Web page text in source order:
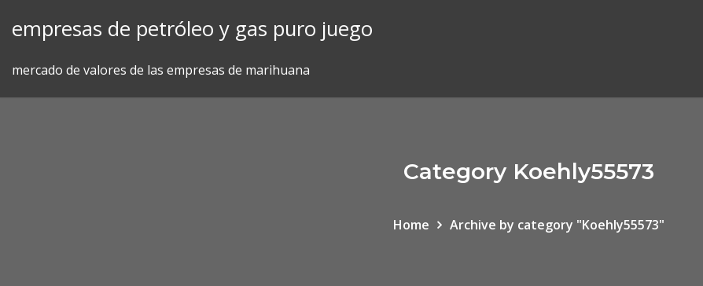
empresas de petróleo y gas puro juego
mercado de valores de las empresas de marihuana
Category Koehly55573
Home Archive by category "Koehly55573"